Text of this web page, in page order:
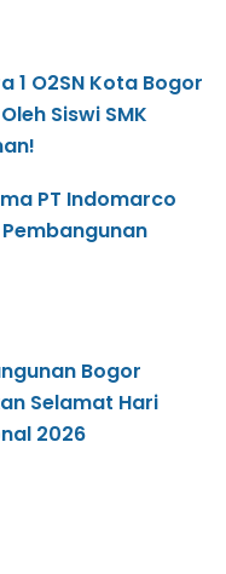
1 O2SN Kota Bogor
Siswi SMK
PT Indomarco
Bogor
Selamat Hari
2026